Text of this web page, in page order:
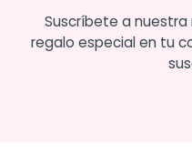
Suscríbete a
regalo especial en tu